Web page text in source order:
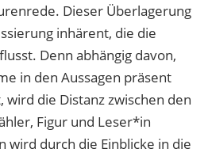
Dieser Überlagerung
inhärent, die die
Denn abhängig davon,
in den Aussagen präsent
die Distanz zwischen den
Figur und Leser*in
wird durch die Einblicke in die